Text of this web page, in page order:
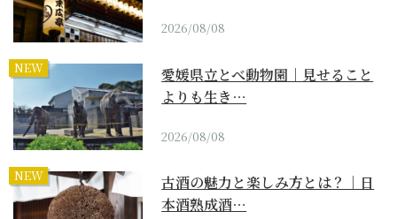
2026/08/08
NEW
愛媛県立とべ動物園｜見せること
よりも生き…
2026/08/08
NEW
古酒の魅力と楽しみ方とは？｜日
本酒熟成酒…